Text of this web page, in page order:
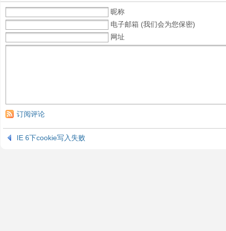
昵称
电子邮箱 (我们会为您保密)
网址
订阅评论
IE 6下cookie写入失败